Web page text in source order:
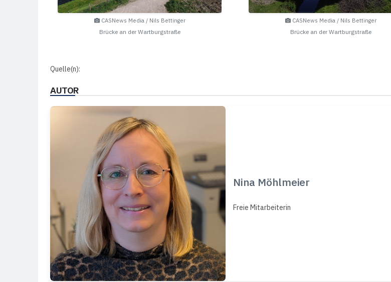
CASNews Media / Nils Bettinger
Brücke an der Wartburgstraße
CASNews Media / Nils Bettinger
Brücke an der Wartburgstraße
Quelle(n):
AUTOR
Nina Möhlmeier
Freie Mitarbeiterin